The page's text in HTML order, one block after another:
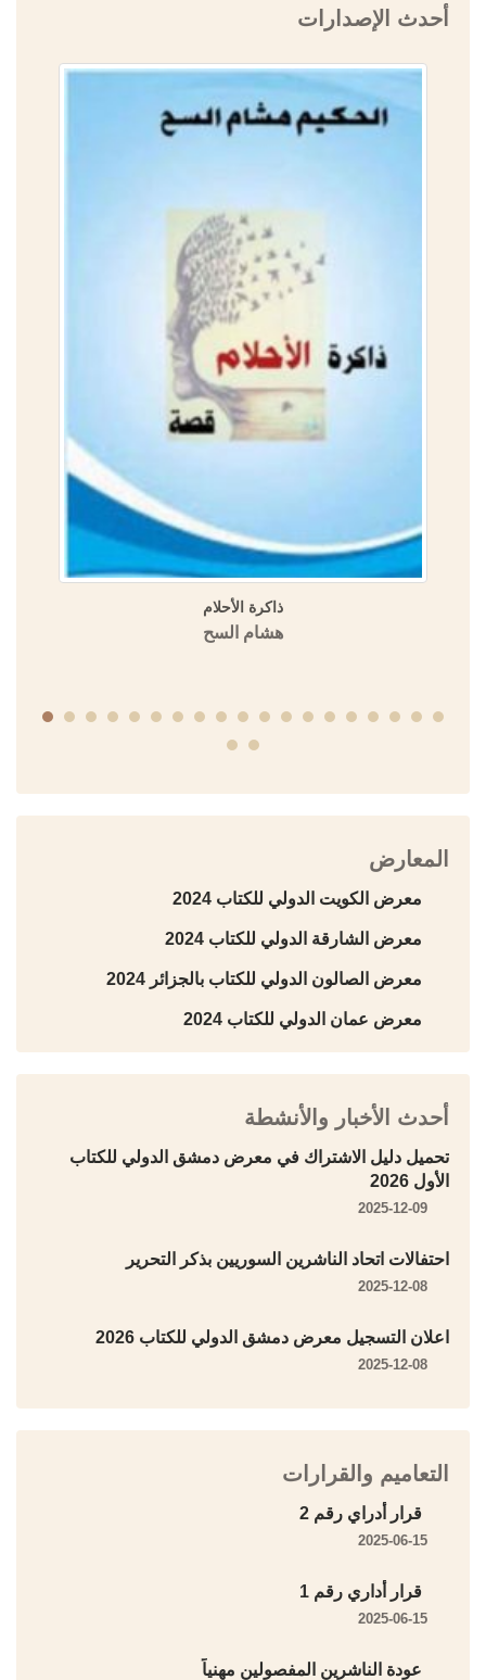
أحدث الإصدارات
ذاكرة الأحلام
هشام السح
المعارض
معرض الكويت الدولي للكتاب 2024
معرض الشارقة الدولي للكتاب 2024
معرض الصالون الدولي للكتاب بالجزائر 2024
معرض عمان الدولي للكتاب 2024
أحدث الأخبار والأنشطة
تحميل دليل الاشتراك في معرض دمشق الدولي للكتاب
الأول 2026
2025-12-09
احتفالات اتحاد الناشرين السوريين بذكر التحرير
2025-12-08
اعلان التسجيل معرض دمشق الدولي للكتاب 2026
2025-12-08
التعاميم والقرارات
قرار أدراي رقم 2
2025-06-15
قرار أداري رقم 1
2025-06-15
عودة الناشرين المفصولين مهنياً